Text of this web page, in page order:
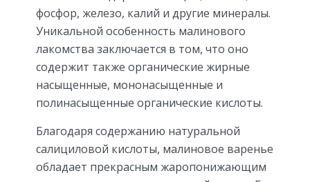
фосфор, железо, калий и другие минералы.
Уникальной особенность малинового
лакомства заключается в том, что оно
содержит также органические жирные
насыщенные, мононасыщенные и
полинасыщенные органические кислоты.
Благодаря содержанию натуральной
салициловой кислоты, малиновое варенье
обладает прекрасным жаропонижающим